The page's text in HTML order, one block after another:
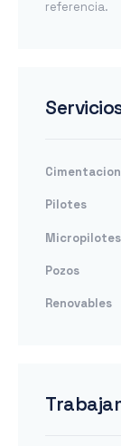
referencia.
Pilotes
Micropilotes
Pozos
Renovables